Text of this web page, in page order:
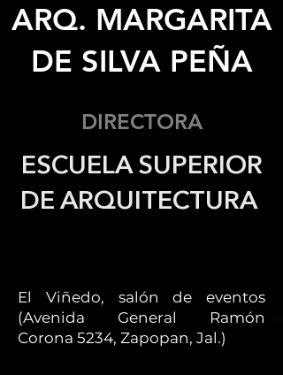
ARQ. MARGARITA
DE SILVA PEÑA
DIRECTORA
ESCUELA SUPERIOR
DE ARQUITECTURA
El Viñedo, salón de eventos
(Avenida General Ramón
Corona 5234, Zapopan, Jal.)